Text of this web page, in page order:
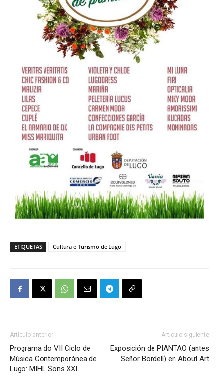
ETIQUETAS Cultura e Turismo de Lugo
Artículo anterior
Programa do VII Ciclo de
Música Contemporánea de
Lugo: MIHL Sons XXI
Artículo siguiente
Exposición de PIANTAO (antes
Señor Bordell) en About Art